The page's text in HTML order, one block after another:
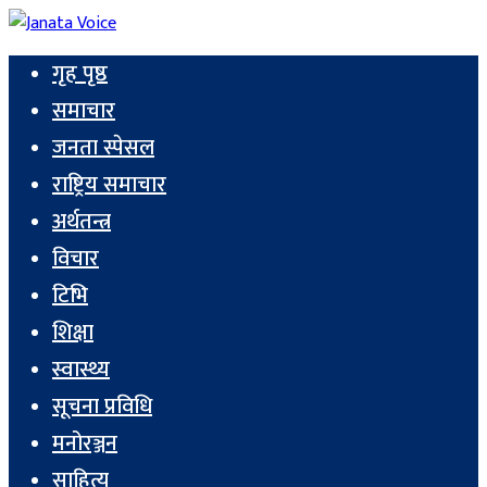
गृह पृष्ठ
समाचार
जनता स्पेसल
राष्ट्रिय समाचार
अर्थतन्त्र
विचार
टिभि
शिक्षा
स्वास्थ्य
सूचना प्रविधि
मनोरञ्जन